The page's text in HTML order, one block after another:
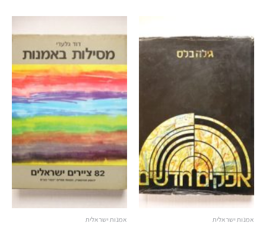
אמנות ישראלית אמנות ישראלית